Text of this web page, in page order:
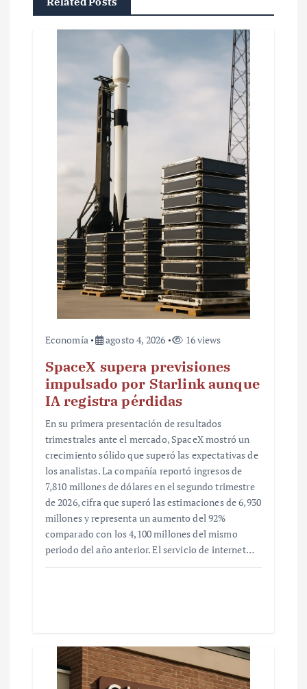
Economía agosto 4, 2026 16 views
SpaceX supera previsiones
impulsado por Starlink aunque
IA registra pérdidas
En su primera presentación de resultados
trimestrales ante el mercado, SpaceX mostró un
crecimiento sólido que superó las expectativas de
los analistas. La compañía reportó ingresos de
7,810 millones de dólares en el segundo trimestre
de 2026, cifra que superó las estimaciones de 6,930
millones y representa un aumento del 92%
comparado con los 4,100 millones del mismo
periodo del año anterior. El servicio de internet…